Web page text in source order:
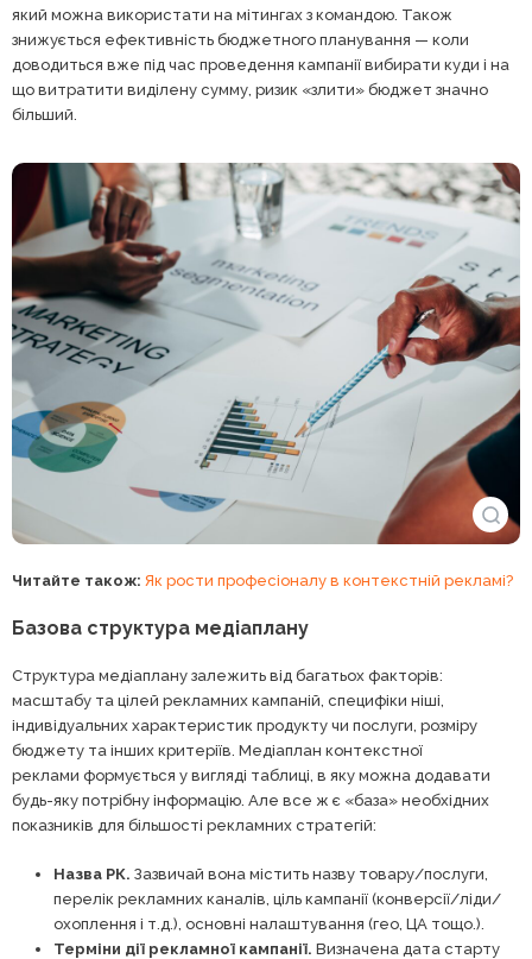
який можна використати на мітингах з командою. Також
знижується ефективність бюджетного планування — коли
доводиться вже під час проведення кампанії вибирати куди і на
що витратити виділену сумму, ризик «злити» бюджет значно
більший.
Читайте також: Як рости професіоналу в контекстній рекламі?
Базова структура медіаплану
Структура медіаплану залежить від багатьох факторів:
масштабу та цілей рекламних кампаній, специфіки ніші,
індивідуальних характеристик продукту чи послуги, розміру
бюджету та інших критеріїв. Медіаплан контекстної
реклами формується у вигляді таблиці, в яку можна додавати
будь-яку потрібну інформацію. Але все ж є «база» необхідних
показників для більшості рекламних стратегій:
Назва РК. Зазвичай вона містить назву товару/послуги,
перелік рекламних каналів, ціль кампанії (конверсії/ліди/
охоплення і т.д.), основні налаштування (гео, ЦА тощо.).
Терміни дії рекламної кампанії. Визначена дата старту